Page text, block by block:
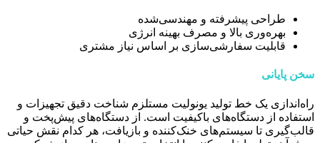
طراحی پیشرفته و مهندسی‌شده
بهره‌وری بالا و مصرف بهینه انرژی
قابلیت سفارشی‌سازی بر اساس نیاز مشتری
سخن پایانی
راه‌اندازی یک خط تولید یونولیت مستلزم شناخت دقیق تجهیزات و
استفاده از دستگاه‌های باکیفیت است. از دستگاه‌های پیش‌پخت و
قالب‌گیری تا سیستم‌های خنک‌کننده و بازیافت، هر کدام نقش حیاتی